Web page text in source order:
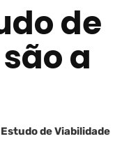
de
a
Estudo de Viabilidade